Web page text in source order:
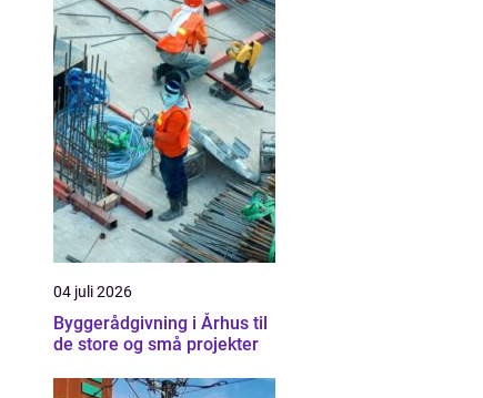
04 juli 2026
Byggerådgivning i Århus til
de store og små projekter